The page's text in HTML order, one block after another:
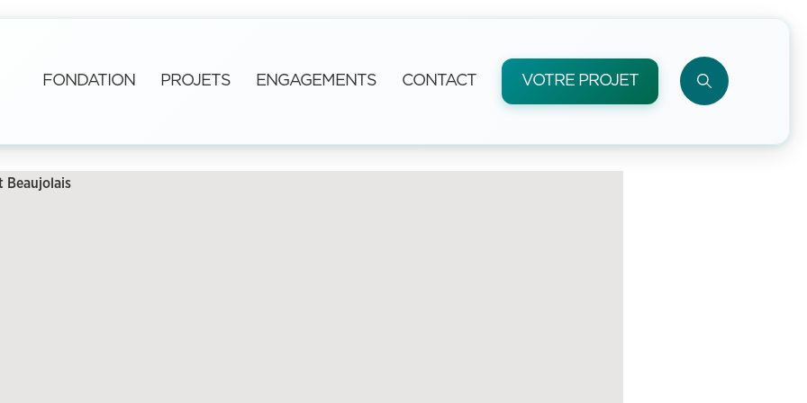
FONDATION PROJETS ENGAGEMENTS CONTACT VOTRE PROJET